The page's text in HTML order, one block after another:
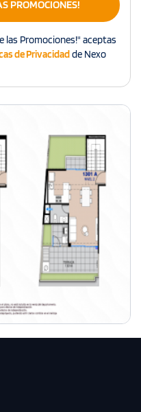
PROMOCIONES!
las Promociones!" aceptas
de Privacidadde Nexo